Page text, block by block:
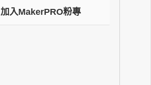
加入MakerPRO粉專